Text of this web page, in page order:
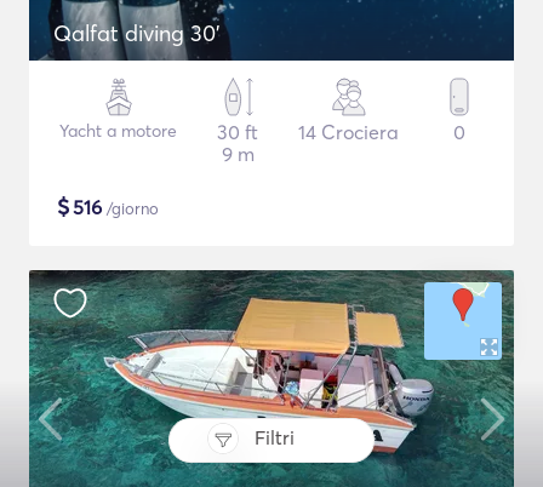
Filtri
Qalfat diving 30'
Yacht a motore
30 ft
9 m
14 Crociera 0
$516 /giorno